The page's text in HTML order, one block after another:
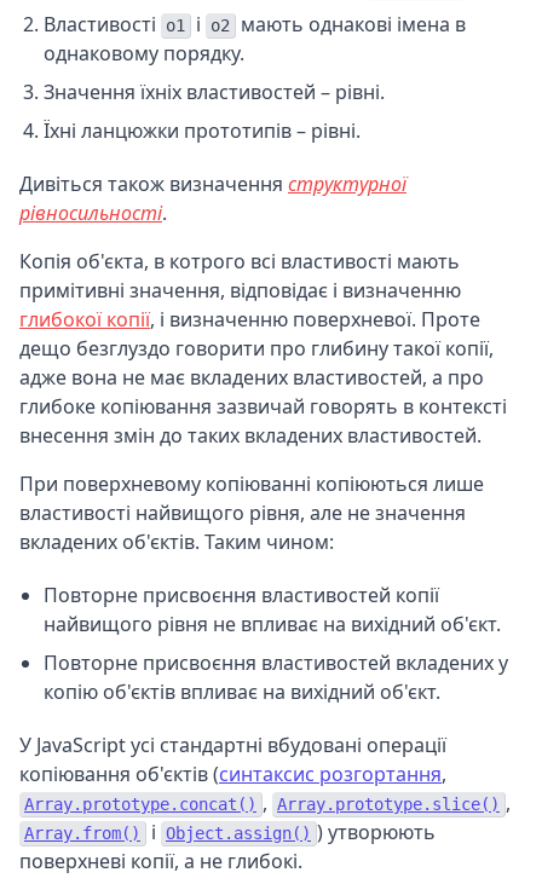
Властивості
o1 і o2
мають однакові імена в
однаковому порядку.
Значення їхніх властивостей – рівні.
Їхні ланцюжки прототипів – рівні.
Дивіться також визначення структурної
рівносильності.
Копія об'єкта, в котрого всі властивості мають
примітивні значення, відповідає і визначенню
глибокої копії, і визначенню поверхневої. Проте
дещо безглуздо говорити про глибину такої копії,
адже вона не має вкладених властивостей, а про
глибоке копіювання зазвичай говорять в контексті
внесення змін до таких вкладених властивостей.
При поверхневому копіюванні копіюються лише
властивості найвищого рівня, але не значення
вкладених об'єктів. Таким чином:
Повторне присвоєння властивостей копії
найвищого рівня не впливає на вихідний об'єкт.
Повторне присвоєння властивостей вкладених у
копію об'єктів впливає на вихідний об'єкт.
У JavaScript усі стандартні вбудовані операції
копіювання об'єктів (синтаксис розгортання,
Array.prototype.concat() , Array.prototype.slice() ,
Array.from() і Object.assign() ) утворюють
поверхневі копії, а не глибокі.